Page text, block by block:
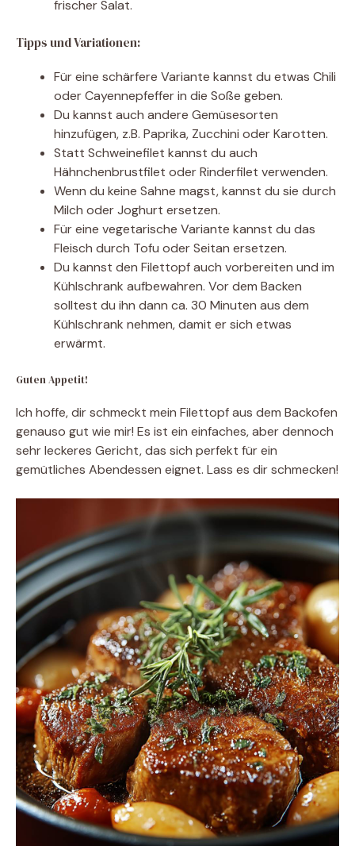
frischer Salat.
Tipps und Variationen:
Für eine schärfere Variante kannst du etwas Chili
oder Cayennepfeffer in die Soße geben.
Du kannst auch andere Gemüsesorten
hinzufügen, z.B. Paprika, Zucchini oder Karotten.
Statt Schweinefilet kannst du auch
Hähnchenbrustfilet oder Rinderfilet verwenden.
Wenn du keine Sahne magst, kannst du sie durch
Milch oder Joghurt ersetzen.
Für eine vegetarische Variante kannst du das
Fleisch durch Tofu oder Seitan ersetzen.
Du kannst den Filettopf auch vorbereiten und im
Kühlschrank aufbewahren. Vor dem Backen
solltest du ihn dann ca. 30 Minuten aus dem
Kühlschrank nehmen, damit er sich etwas
erwärmt.
Guten Appetit!
Ich hoffe, dir schmeckt mein Filettopf aus dem Backofen
genauso gut wie mir! Es ist ein einfaches, aber dennoch
sehr leckeres Gericht, das sich perfekt für ein
gemütliches Abendessen eignet. Lass es dir schmecken!